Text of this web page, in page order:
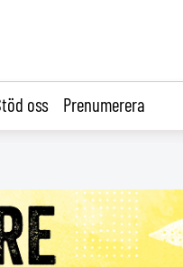
oss Prenumerera